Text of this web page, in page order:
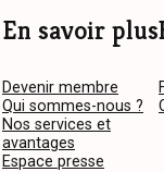
En savoir plus
Devenir membre
Qui sommes-nous ?
Nos services et
avantages
Espace presse